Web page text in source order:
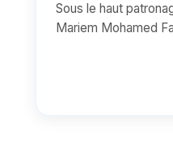
au Salon
Sous le haut
Mariem Mohamed